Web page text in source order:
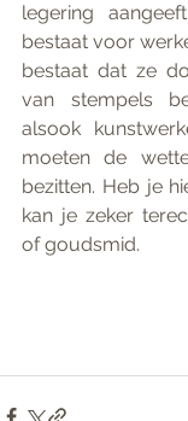
legering
bestaat voor
bestaat dat ze
van stempels
alsook
moeten de
bezitten. Heb je
kan je zeker
of goudsmid.